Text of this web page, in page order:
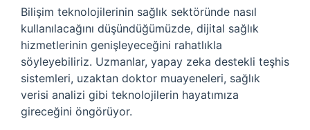
Bilişim teknolojilerinin sağlık sektöründe nasıl
kullanılacağını düşündüğümüzde, dijital sağlık
hizmetlerinin genişleyeceğini rahatlıkla
söyleyebiliriz. Uzmanlar, yapay zeka destekli teşhis
sistemleri, uzaktan doktor muayeneleri, sağlık
verisi analizi gibi teknolojilerin hayatımıza
gireceğini öngörüyor.